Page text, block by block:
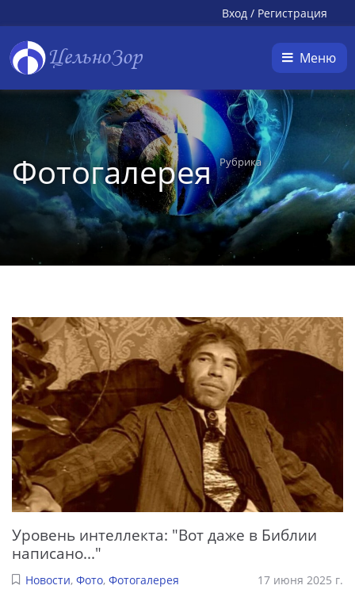
Вход / Регистрация
ЦельноЗор Меню
ФотогалереяРубрика
Уровень интеллекта: "Вот даже в Библии
написано..."
Новости, Фото, Фотогалерея 17 июня 2025 г.